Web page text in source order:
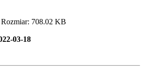
708.02 KB
03-18